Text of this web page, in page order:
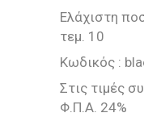
Ελάχιστη
τεμ. 10
Κωδικός :
Στις τιμές
Φ.Π.Α. 24%